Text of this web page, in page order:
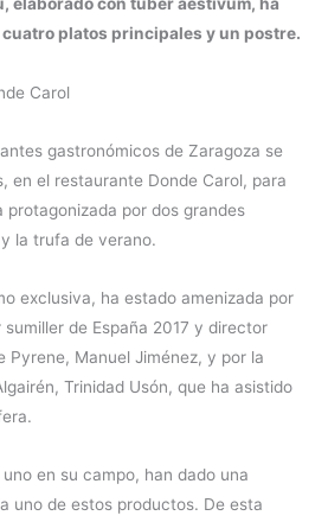
elaborado con tuber aestivum, ha
platos principales y un postre.
gastronómicos de Zaragoza se
en el restaurante Donde Carol, para
protagonizada por dos grandes
la trufa de verano.
exclusiva, ha estado amenizada por
de España 2017 y director
Pyrene, Manuel Jiménez, y por la
Trinidad Usón, que ha asistido
en su campo, han dado una
uno de estos productos. De esta